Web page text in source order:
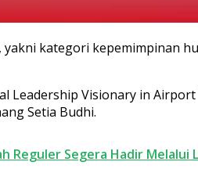
kategori kepemimpinan
Visionary in
Setia Budhi.
Reguler Segera Hadir Melalui